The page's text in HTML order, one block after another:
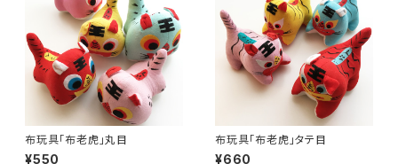
布玩具「布老虎」丸目
¥550
布玩具「布老虎」タテ目
¥660